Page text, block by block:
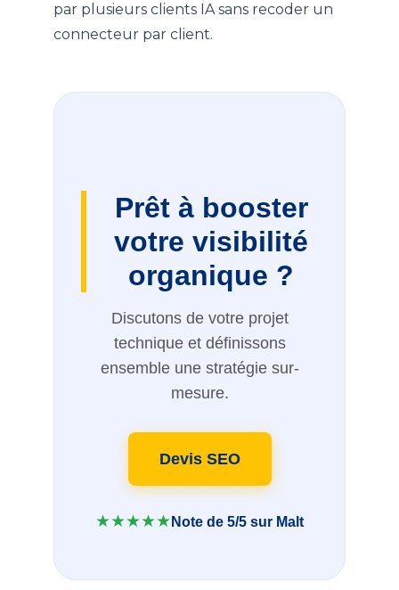
par plusieurs clients IA sans recoder un
connecteur par client.
Prêt à booster
votre visibilité
organique ?
Discutons de votre projet
technique et définissons
ensemble une stratégie sur-
mesure.
Devis SEO
★★★★★ Note de 5/5 sur Malt